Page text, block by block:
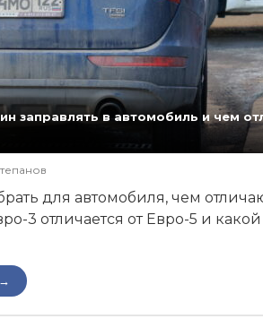
заправлять в автомобиль и чем
для автомобиля, чем
3 отличается от Евро-5 и